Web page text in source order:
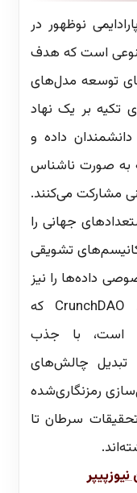
نوظهور در
است که هدف
توسعه مدل‌های
تکیه بر یک نهاد
داده و
به صورت ناشناس
مشارکت می‌کنند.
جهانی را
تشویقی
داده‌ها را نیز
تضمین می‌کند. پروژه‌هایی مانند CrunchDAO که
هسته اصلی آن Crunch Lab است، با جذب
تبدیل چالش‌های
رمزنگاری‌شده
سرطان تا